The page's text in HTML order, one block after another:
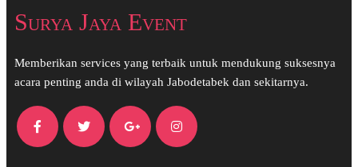
Surya Jaya Event
Memberikan services yang terbaik untuk mendukung suksesnya
acara penting anda di wilayah Jabodetabek dan sekitarnya.